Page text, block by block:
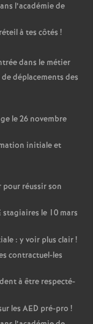
l’académie de
à tes côtés !
dans le métier
déplacements des
le 26 novembre
initiale et
réussir son
stagiaires le 10 mars
: y voir plus clair!
contractuel-les
à être respecté-
les AED pré-pro !